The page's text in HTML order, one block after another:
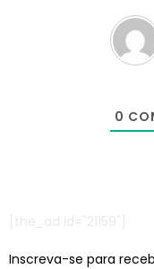
0
Inscreva-se para